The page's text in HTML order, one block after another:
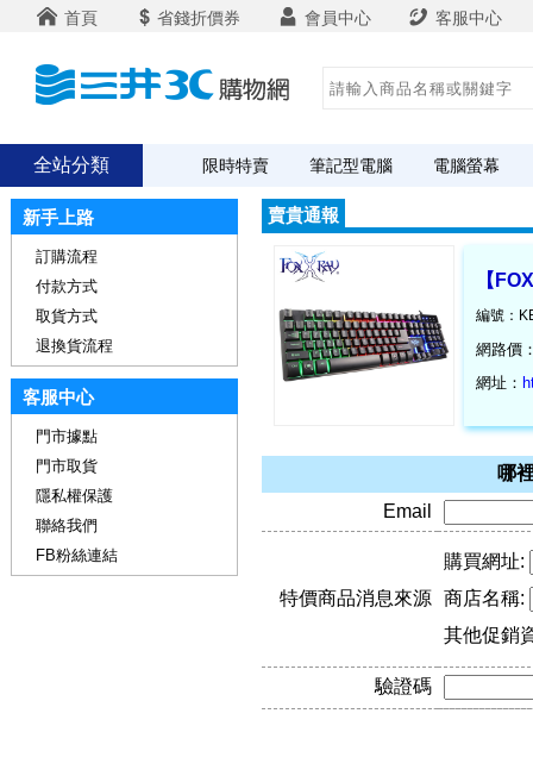
首頁 省錢折價券 會員中心 客服中心
全站分類 限時特賣 筆記型電腦 電腦螢幕
賣貴通報
【
編號：
網路價
網址：
哪
Email
特價商品消息來源
購買網址:
商店名稱:
其他促銷
驗證碼
新手上路
訂購流程
付款方式
取貨方式
退換貨流程
客服中心
門市據點
門市取貨
隱私權保護
聯絡我們
FB粉絲連結